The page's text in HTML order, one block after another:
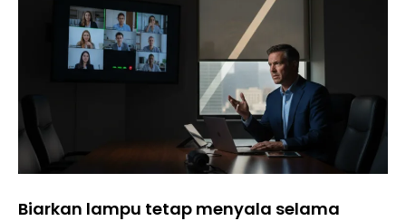
Biarkan lampu tetap menyala selama